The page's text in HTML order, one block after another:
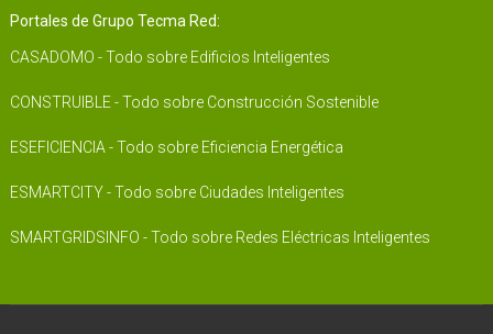
Portales de Grupo Tecma Red:
CASADOMO - Todo sobre Edificios Inteligentes
CONSTRUIBLE - Todo sobre Construcción Sostenible
ESEFICIENCIA - Todo sobre Eficiencia Energética
ESMARTCITY - Todo sobre Ciudades Inteligentes
SMARTGRIDSINFO - Todo sobre Redes Eléctricas Inteligentes